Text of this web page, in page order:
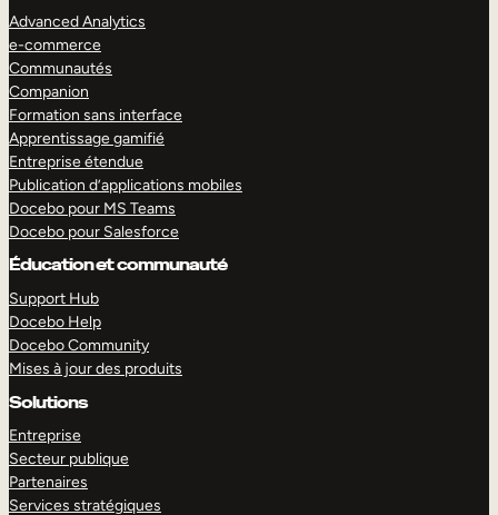
Advanced Analytics
e-commerce
Communautés
Companion
Formation sans interface
Apprentissage gamifié
Entreprise étendue
Publication d’applications mobiles
Docebo pour MS Teams
Docebo pour Salesforce
Éducation et communauté
Support Hub
Docebo Help
Docebo Community
Mises à jour des produits
Solutions
Entreprise
Secteur publique
Partenaires
Services stratégiques